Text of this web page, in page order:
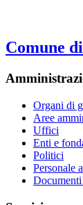
Comune
Organi di
Aree
Uffici
Enti e
Politici
Personale
Documenti